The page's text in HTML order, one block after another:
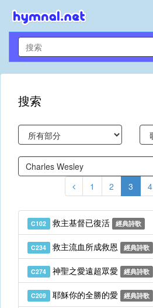
搜索
1 2 3 4
C102 救主基督已復活 經典詩歌
C234 救主流血所成救恩 經典詩歌
C274 神聖之愛遠超眾愛 經典詩歌
C209 耶穌你的全勝的愛 經典詩歌